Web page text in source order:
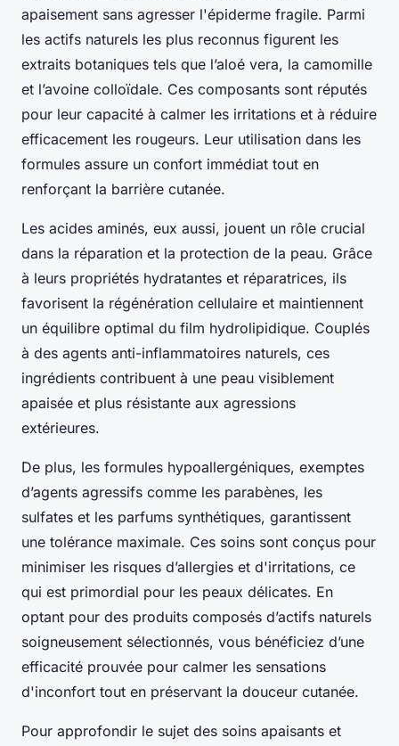
apaisement sans agresser l'épiderme fragile. Parmi
les actifs naturels les plus reconnus figurent les
extraits botaniques tels que l’aloé vera, la camomille
et l’avoine colloïdale. Ces composants sont réputés
pour leur capacité à calmer les irritations et à réduire
efficacement les rougeurs. Leur utilisation dans les
formules assure un confort immédiat tout en
renforçant la barrière cutanée.
Les acides aminés, eux aussi, jouent un rôle crucial
dans la réparation et la protection de la peau. Grâce
à leurs propriétés hydratantes et réparatrices, ils
favorisent la régénération cellulaire et maintiennent
un équilibre optimal du film hydrolipidique. Couplés
à des agents anti-inflammatoires naturels, ces
ingrédients contribuent à une peau visiblement
apaisée et plus résistante aux agressions
extérieures.
De plus, les formules hypoallergéniques, exemptes
d’agents agressifs comme les parabènes, les
sulfates et les parfums synthétiques, garantissent
une tolérance maximale. Ces soins sont conçus pour
minimiser les risques d’allergies et d'irritations, ce
qui est primordial pour les peaux délicates. En
optant pour des produits composés d’actifs naturels
soigneusement sélectionnés, vous bénéficiez d’une
efficacité prouvée pour calmer les sensations
d'inconfort tout en préservant la douceur cutanée.
Pour approfondir le sujet des soins apaisants et